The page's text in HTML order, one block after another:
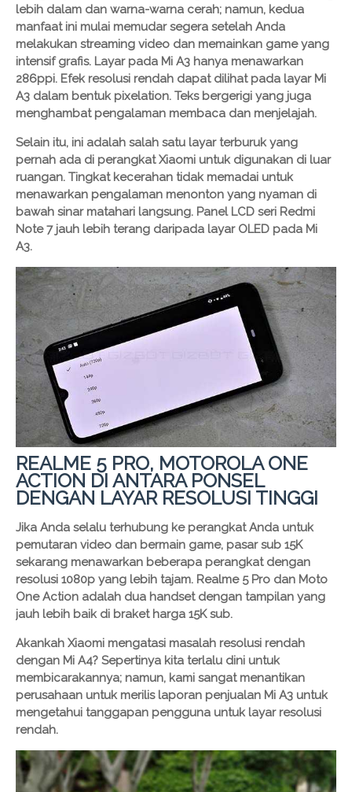
lebih dalam dan warna-warna cerah; namun, kedua
manfaat ini mulai memudar segera setelah Anda
melakukan streaming video dan memainkan game yang
intensif grafis. Layar pada Mi A3 hanya menawarkan
286ppi. Efek resolusi rendah dapat dilihat pada layar Mi
A3 dalam bentuk pixelation. Teks bergerigi yang juga
menghambat pengalaman membaca dan menjelajah.
Selain itu, ini adalah salah satu layar terburuk yang
pernah ada di perangkat Xiaomi untuk digunakan di luar
ruangan. Tingkat kecerahan tidak memadai untuk
menawarkan pengalaman menonton yang nyaman di
bawah sinar matahari langsung. Panel LCD seri Redmi
Note 7 jauh lebih terang daripada layar OLED pada Mi
A3.
REALME 5 PRO, MOTOROLA ONE
ACTION DI ANTARA PONSEL
DENGAN LAYAR RESOLUSI TINGGI
Jika Anda selalu terhubung ke perangkat Anda untuk
pemutaran video dan bermain game, pasar sub 15K
sekarang menawarkan beberapa perangkat dengan
resolusi 1080p yang lebih tajam. Realme 5 Pro dan Moto
One Action adalah dua handset dengan tampilan yang
jauh lebih baik di braket harga 15K sub.
Akankah Xiaomi mengatasi masalah resolusi rendah
dengan Mi A4? Sepertinya kita terlalu dini untuk
membicarakannya; namun, kami sangat menantikan
perusahaan untuk merilis laporan penjualan Mi A3 untuk
mengetahui tanggapan pengguna untuk layar resolusi
rendah.